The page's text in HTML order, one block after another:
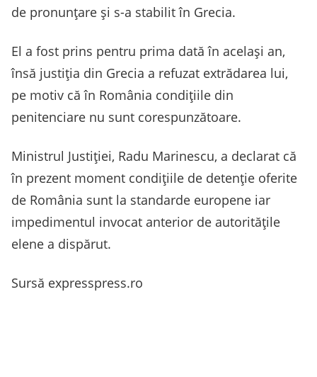
de pronunțare și s-a stabilit în Grecia.
El a fost prins pentru prima dată în același an,
însă justiția din Grecia a refuzat extrădarea lui,
pe motiv că în România condițiile din
penitenciare nu sunt corespunzătoare.
Ministrul Justiției, Radu Marinescu, a declarat că
în prezent moment condițiile de detenție oferite
de România sunt la standarde europene iar
impedimentul invocat anterior de autoritățile
elene a dispărut.
Sursă expresspress.ro